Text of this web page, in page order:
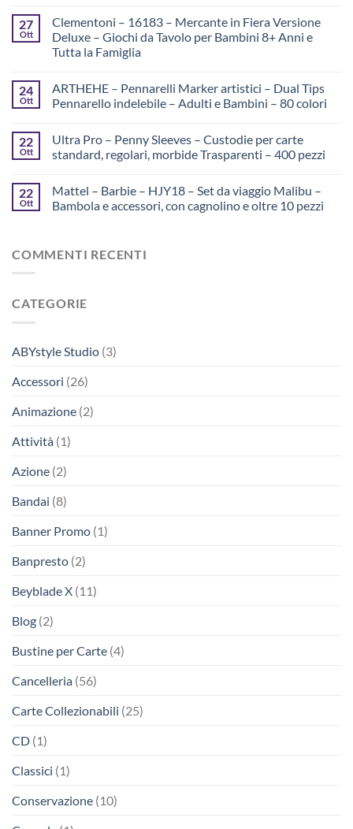
27
Ott
Clementoni – 16183 – Mercante in Fiera Versione
Deluxe – Giochi da Tavolo per Bambini 8+ Anni e
Tutta la Famiglia
24
Ott
ARTHEHE – Pennarelli Marker artistici – Dual Tips
Pennarello indelebile – Adulti e Bambini – 80 colori
22
Ott
Ultra Pro – Penny Sleeves – Custodie per carte
standard, regolari, morbide Trasparenti – 400 pezzi
22
Ott
Mattel – Barbie – HJY18 – Set da viaggio Malibu –
Bambola e accessori, con cagnolino e oltre 10 pezzi
COMMENTI RECENTI
CATEGORIE
ABYstyle Studio (3)
Accessori (26)
Animazione (2)
Attività (1)
Azione (2)
Bandai (8)
Banner Promo (1)
Banpresto (2)
Beyblade X (11)
Blog (2)
Bustine per Carte (4)
Cancelleria (56)
Carte Collezionabili (25)
CD (1)
Classici (1)
Conservazione (10)